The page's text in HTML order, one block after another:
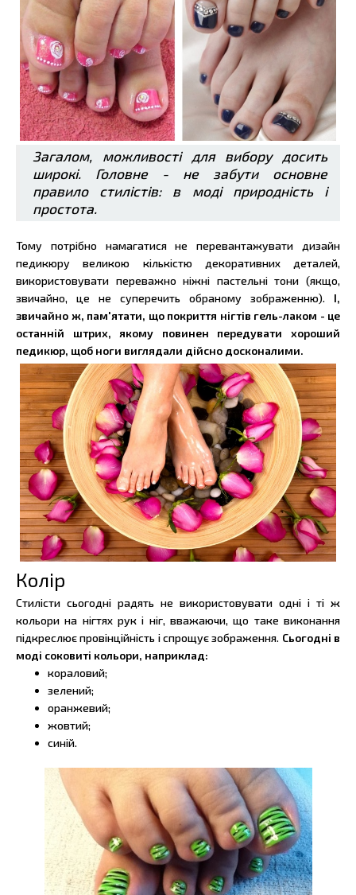
Загалом, можливості для вибору досить
широкі. Головне - не забути основне
правило стилістів: в моді природність і
простота.
Тому потрібно намагатися не перевантажувати дизайн
педикюру великою кількістю декоративних деталей,
використовувати переважно ніжні пастельні тони (якщо,
звичайно, це не суперечить обраному зображенню). І,
звичайно ж, пам'ятати, що покриття нігтів гель-лаком - це
останній штрих, якому повинен передувати хороший
педикюр, щоб ноги виглядали дійсно досконалими.
Колір
Стилісти сьогодні радять не використовувати одні і ті ж
кольори на нігтях рук і ніг, вважаючи, що таке виконання
підкреслює провінційність і спрощує зображення. Сьогодні в
моді соковиті кольори, наприклад:
кораловий;
зелений;
оранжевий;
жовтий;
синій.